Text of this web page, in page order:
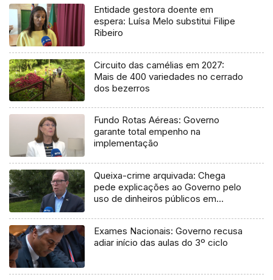
Entidade gestora doente em
espera: Luísa Melo substitui Filipe
Ribeiro
Circuito das camélias em 2027:
Mais de 400 variedades no cerrado
dos bezerros
Fundo Rotas Aéreas: Governo
garante total empenho na
implementação
Queixa-crime arquivada: Chega
pede explicações ao Governo pelo
uso de dinheiros públicos em
Exames Nacionais: Governo recusa
adiar início das aulas do 3º ciclo